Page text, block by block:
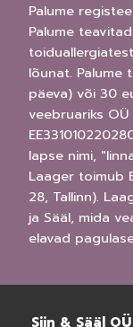
Palume
Palume
lõunat. Palume
päeva) või 30
veebruariks
lapse nimi,
Laager toimub
28, Tallinn).
ja Sääl, mida
elavad
Siin & Sääl OÜ